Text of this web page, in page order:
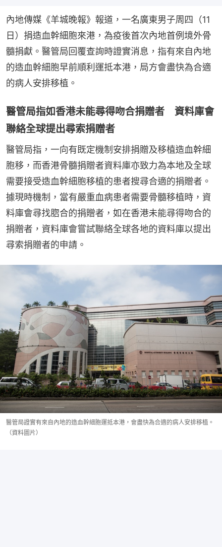
內地傳媒《羊城晚報》報道，一名廣東男子周四（11
日）捐造血幹細胞來港，為疫後首次內地首例境外骨
髓捐獻。醫管局回覆查詢時證實消息，指有來自內地
的造血幹細胞早前順利運抵本港，局方會盡快為合適
的病人安排移植。
醫管局指如香港未能尋得吻合捐贈者 資料庫會
聯絡全球提出尋索捐贈者
醫管局指，一向有既定機制安排捐贈及移植造血幹細
胞移，而香港骨髓捐贈者資料庫亦致力為本地及全球
需要接受造血幹細胞移植的患者搜尋合適的捐贈者。
據現時機制，當有嚴重血病患者需要骨髓移植時，資
料庫會尋找脗合的捐贈者，如在香港未能尋得吻合的
捐贈者，資料庫會嘗試聯絡全球各地的資料庫以提出
尋索捐贈者的申請。
醫管局證實有來自內地的造血幹細胞運抵本港，會盡快為合適的病人安排移植。
（資料圖片）